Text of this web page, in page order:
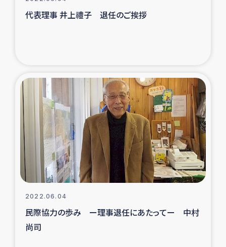
代表理事 井上禮子 退任のご挨拶
2022.06.04
民際協力の歩み ー理事退任にあたってー 中村
尚司